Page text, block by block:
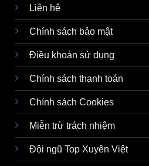
Liên hệ
Chính sách bảo mật
Điều khoản sử dụng
Chính sách thanh toán
Chính sách Cookies
Miễn trừ trách nhiệm
Đội ngũ Top Xuyên Việt